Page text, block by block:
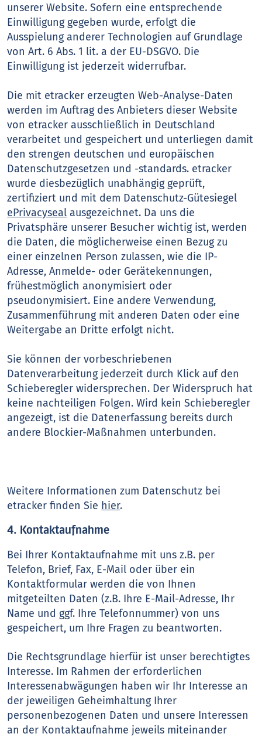
unserer Website. Sofern eine entsprechende
Einwilligung gegeben wurde, erfolgt die
Ausspielung anderer Technologien auf Grundlage
von Art. 6 Abs. 1 lit. a der EU-DSGVO. Die
Einwilligung ist jederzeit widerrufbar.
Die mit etracker erzeugten Web-Analyse-Daten
werden im Auftrag des Anbieters dieser Website
von etracker ausschließlich in Deutschland
verarbeitet und gespeichert und unterliegen damit
den strengen deutschen und europäischen
Datenschutzgesetzen und -standards. etracker
wurde diesbezüglich unabhängig geprüft,
zertifiziert und mit dem Datenschutz-Gütesiegel
ePrivacyseal ausgezeichnet. Da uns die
Privatsphäre unserer Besucher wichtig ist, werden
die Daten, die möglicherweise einen Bezug zu
einer einzelnen Person zulassen, wie die IP-
Adresse, Anmelde- oder Gerätekennungen,
frühestmöglich anonymisiert oder
pseudonymisiert. Eine andere Verwendung,
Zusammenführung mit anderen Daten oder eine
Weitergabe an Dritte erfolgt nicht.
Sie können der vorbeschriebenen
Datenverarbeitung jederzeit durch Klick auf den
Schieberegler widersprechen. Der Widerspruch hat
keine nachteiligen Folgen. Wird kein Schieberegler
angezeigt, ist die Datenerfassung bereits durch
andere Blockier-Maßnahmen unterbunden.
Weitere Informationen zum Datenschutz bei
etracker finden Sie hier.
4. Kontaktaufnahme
Bei Ihrer Kontaktaufnahme mit uns z.B. per
Telefon, Brief, Fax, E-Mail oder über ein
Kontaktformular werden die von Ihnen
mitgeteilten Daten (z.B. Ihre E-Mail-Adresse, Ihr
Name und ggf. Ihre Telefonnummer) von uns
gespeichert, um Ihre Fragen zu beantworten.
Die Rechtsgrundlage hierfür ist unser berechtigtes
Interesse. Im Rahmen der erforderlichen
Interessenabwägungen haben wir Ihr Interesse an
der jeweiligen Geheimhaltung Ihrer
personenbezogenen Daten und unsere Interessen
an der Kontaktaufnahme jeweils miteinander